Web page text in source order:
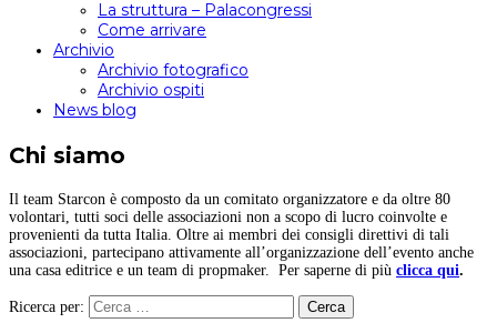
La struttura – Palacongressi
Come arrivare
Archivio
Archivio fotografico
Archivio ospiti
News blog
Chi siamo
Il team Starcon è composto da un comitato organizzatore e da oltre 80
volontari, tutti soci delle associazioni non a scopo di lucro coinvolte e
provenienti da tutta Italia. Oltre ai membri dei consigli direttivi di tali
associazioni, partecipano attivamente all’organizzazione dell’evento anche
una casa editrice e un team di propmaker. Per saperne di più clicca qui.
Ricerca per: